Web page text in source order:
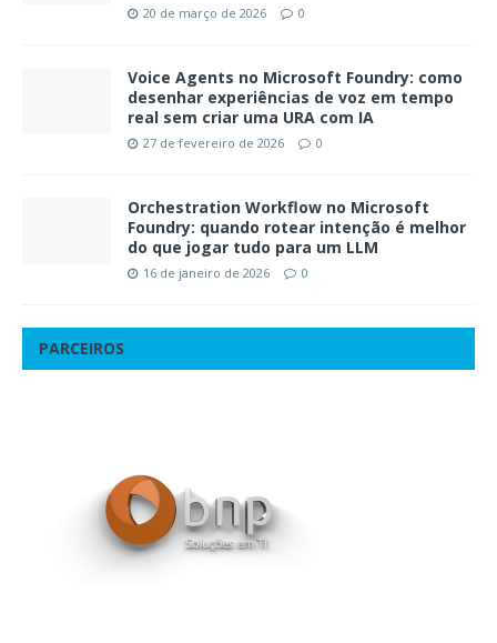
20 de março de 2026 0
Voice Agents no Microsoft Foundry: como
desenhar experiências de voz em tempo
real sem criar uma URA com IA
27 de fevereiro de 2026 0
Orchestration Workflow no Microsoft
Foundry: quando rotear intenção é melhor
do que jogar tudo para um LLM
16 de janeiro de 2026 0
PARCEIROS